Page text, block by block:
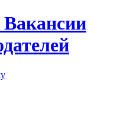
Вакансии